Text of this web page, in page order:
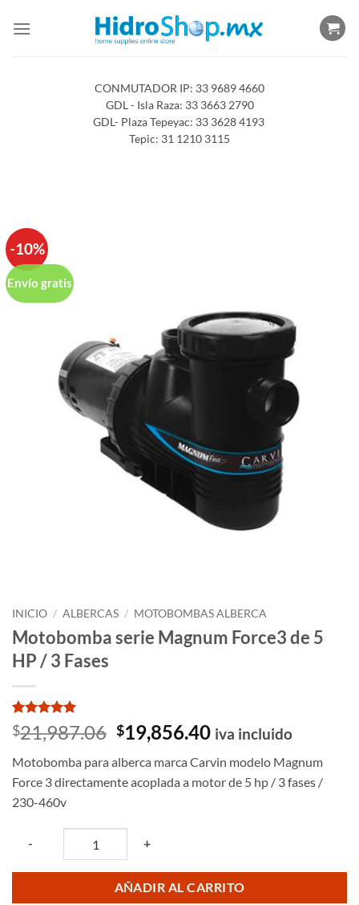
CONMUTADOR IP: 33 9689 4660
GDL - Isla Raza: 33 3663 2790
GDL- Plaza Tepeyac: 33 3628 4193
Tepic: 31 1210 3115
-10%
Envío gratis
INICIO / ALBERCAS / MOTOBOMBAS ALBERCA
Motobomba serie Magnum Force3 de 5
HP / 3 Fases
Valorado
con5de 5
3
valoraciones
de clientes
$21,987.06 El
precio
original
era:
$19,856.40El
actual
es:
iva incluido
Motobomba para alberca marca Carvin modelo Magnum
Force 3 directamente acoplada a motor de 5 hp / 3 fases /
230-460v
- +
AÑADIR AL CARRITO